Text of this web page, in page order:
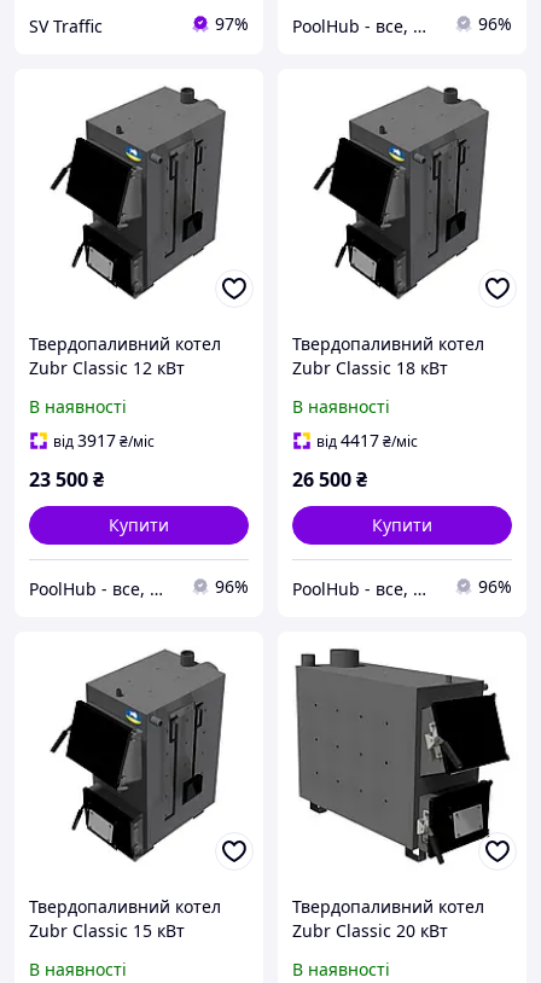
SV Traffic 97% PoolHub - все, що потрібно для басейнів 96%
Твердопаливний котел
Zubr Classic 12 кВт
В наявності
від3917₴/міс
23 500₴
Купити
PoolHub - все, що потрібно для басейнів 96%
Твердопаливний котел
Zubr Classic 18 кВт
В наявності
від4417₴/міс
26 500₴
Купити
PoolHub - все, що потрібно для басейнів 96%
Твердопаливний котел
Zubr Classic 15 кВт
В наявності
Твердопаливний котел
Zubr Classic 20 кВт
В наявності